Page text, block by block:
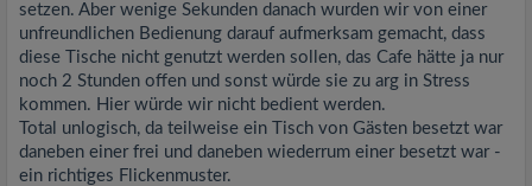
setzen. Aber wenige Sekunden danach wurden wir von einer
unfreundlichen Bedienung darauf aufmerksam gemacht, dass
diese Tische nicht genutzt werden sollen, das Cafe hätte ja nur
noch 2 Stunden offen und sonst würde sie zu arg in Stress
kommen. Hier würde wir nicht bedient werden.
Total unlogisch, da teilweise ein Tisch von Gästen besetzt war
daneben einer frei und daneben wiederrum einer besetzt war -
ein richtiges Flickenmuster.